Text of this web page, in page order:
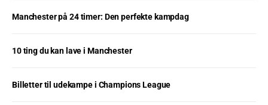
Manchester på 24 timer: Den perfekte kampdag
10 ting du kan lave i Manchester
Billetter til udekampe i Champions League